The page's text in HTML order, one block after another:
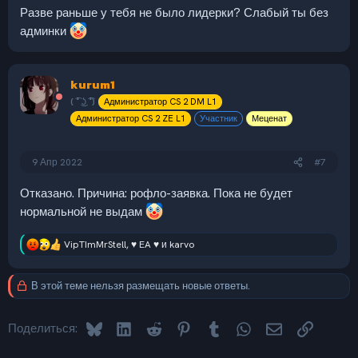
Разве раньше у тебя не было лидерки? Слабый ты без
админки
kurum1
( ͡° ͜ʖ ͡°)
Администратор CS 2 DM L1
Администратор CS 2 ZE L1
Участник Меценат
9 Апр 2022 #7
Отказано. Причина: рофло-заявка. Пока не будет
нормальной не выдам
Р
а
к
ц
и
VipTImMrStell,♥ EA ♥и karvo
В этой теме нельзя размещать новые ответы.
Поделиться: Bluesky LinkedInReddit PinterestTumblr WhatsApp
Электронная
Ссылка